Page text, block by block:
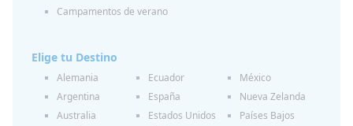
Campamentos de verano
Elige tu Destino
Alemania
Argentina
Australia
Ecuador
España
Estados Unidos
México
Nueva Zelanda
Países Bajos